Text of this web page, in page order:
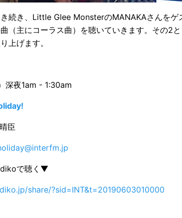
続き、Little Glee MonsterのMANAKAさんをゲ
（主にコーラス曲）を聴いていきます。その2
上げます。
深夜1am - 1:30am
臣
で聴く▼
share/?sid=INT&t=20190603010000